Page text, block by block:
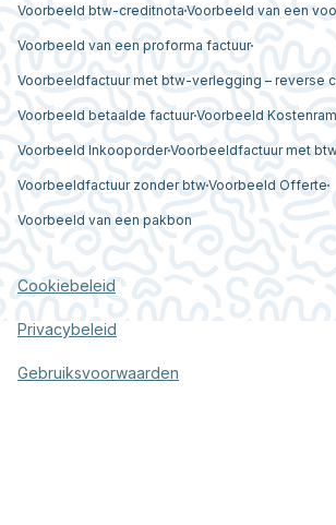
Voorbeeld btw-creditnota Voorbeeld van een
Voorbeeld van een proforma factuur
Voorbeeldfactuur met btw-verlegging – reverse
Voorbeeld betaalde factuurVoorbeeld
Voorbeeld InkooporderVoorbeeldfactuur met
Voorbeeldfactuur zonder btwVoorbeeld Offerte
Voorbeeld van een pakbon
Cookiebeleid
Privacybeleid
Gebruiksvoorwaarden